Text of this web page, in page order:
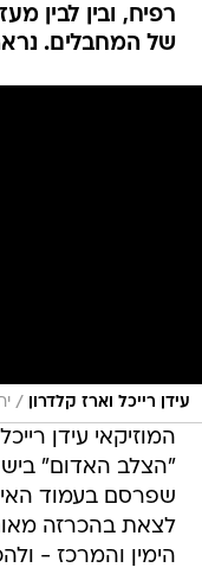
רפיח, ובין לבין
של המחבלים.
עידן רייכל וארז קלדרון /
המוזיקאי עידן
"הצלב האדום"
שפרסם בעמוד
לצאת בהכרזה
הימין והמרכז -